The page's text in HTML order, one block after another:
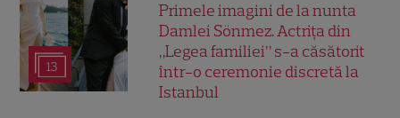
13
Primele imagini de la nunta
Damlei Sönmez. Actrița din
„Legea familiei” s-a căsătorit
într-o ceremonie discretă la
Istanbul